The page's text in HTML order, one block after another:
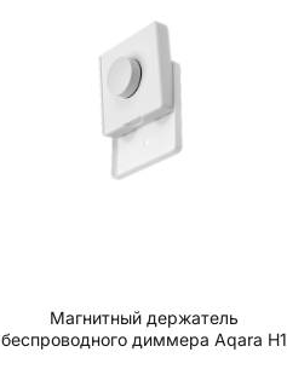
Магнитный держатель
беспроводного диммера Aqara H1